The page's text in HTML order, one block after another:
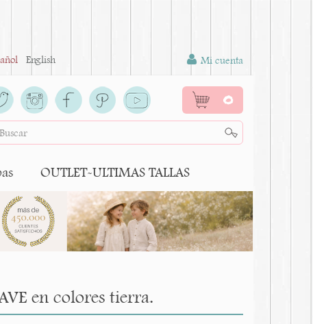
English Mi cuenta
0
OUTLET-ULTIMAS TALLAS
en colores tierra.